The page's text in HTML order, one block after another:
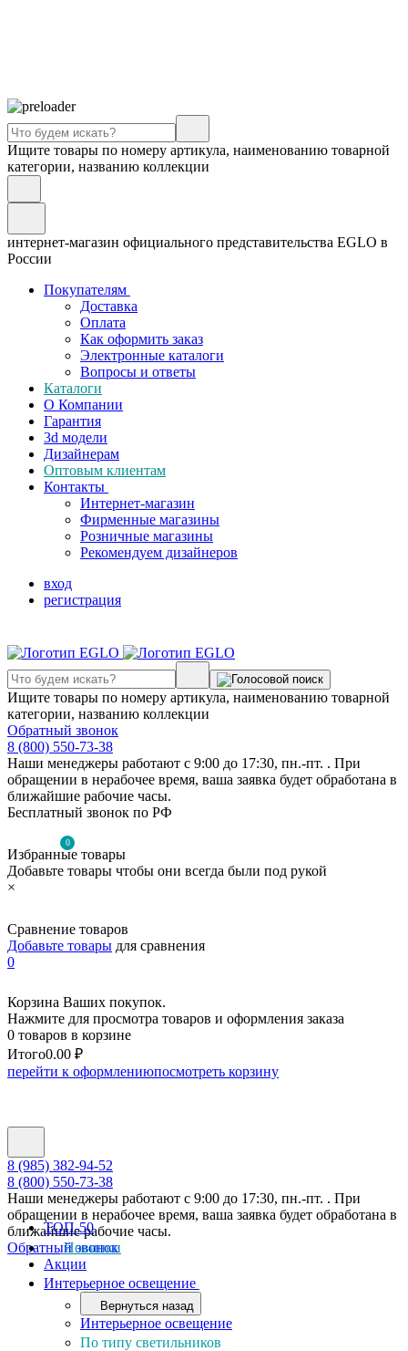
Ищите товары по номеру артикула, наименованию товарной
категории, названию коллекции
интернет-магазин официального представительства EGLO в
России
Покупателям
Доставка
Оплата
Как оформить заказ
Электронные каталоги
Вопросы и ответы
Каталоги
О Компании
Гарантия
3d модели
Дизайнерам
Оптовым клиентам
Контакты
Интернет-магазин
Фирменные магазины
Розничные магазины
Рекомендуем дизайнеров
вход
регистрация
Ищите товары по номеру артикула, наименованию товарной
категории, названию коллекции
Обратный звонок
8 (800) 550-73-38
Наши менеджеры работают с 9:00 до 17:30, пн.-пт. . При
обращении в нерабочее время, ваша заявка будет обработана в
ближайшие рабочие часы.
Бесплатный звонок по РФ
0
Избранные товары
Добавьте товары чтобы они всегда были под рукой
×
Сравнение товаров
Добавьте товары для сравнения
0
Корзина Ваших покупок.
Нажмите для просмотра товаров и оформления заказа
0 товаров в корзине
Итого0.00 ₽
перейти к оформлениюпосмотреть корзину
8 (985) 382-94-52
8 (800) 550-73-38
Наши менеджеры работают с 9:00 до 17:30, пн.-пт. . При
обращении в нерабочее время, ваша заявка будет обработана в
ближайшие рабочие часы.
Обратный звонок
ТОП-50
Новинки
Акции
Интерьерное освещение
Вернуться назад
Интерьерное освещение
По типу светильников